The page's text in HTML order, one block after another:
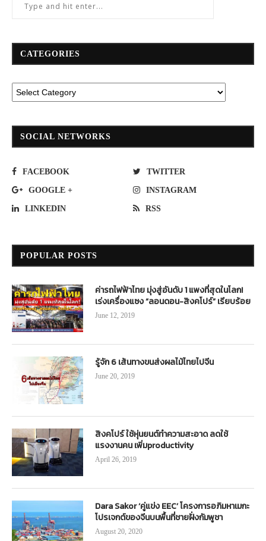
CATEGORIES
SOCIAL NETWORKS
FACEBOOK TWITTER
GOOGLE + INSTAGRAM
LINKEDIN RSS
POPULAR POSTS
ค่ารถไฟฟ้าไทย มุ่งสู่อันดับ 1 แพงที่สุดในโลก!
เร่งเครื่องแซง “ลอนดอน-สิงคโปร์” เรียบร้อย
June 12, 2019
รู้จัก 6 เส้นทางขนส่งผลไม้ไทยไปจีน
June 20, 2019
สิงคโปร์ ใช้หุ่นยนต์ทำความสะอาด ลดใช้
แรงงานคน เพิ่มproductivity
April 26, 2019
Dara Sakor ‘คู่แข่ง EEC’ โครงการอภิมหาเมกะ
โปรเจกต์ของจีนบนพื้นที่ชายฝั่งกัมพูชา
August 20, 2020